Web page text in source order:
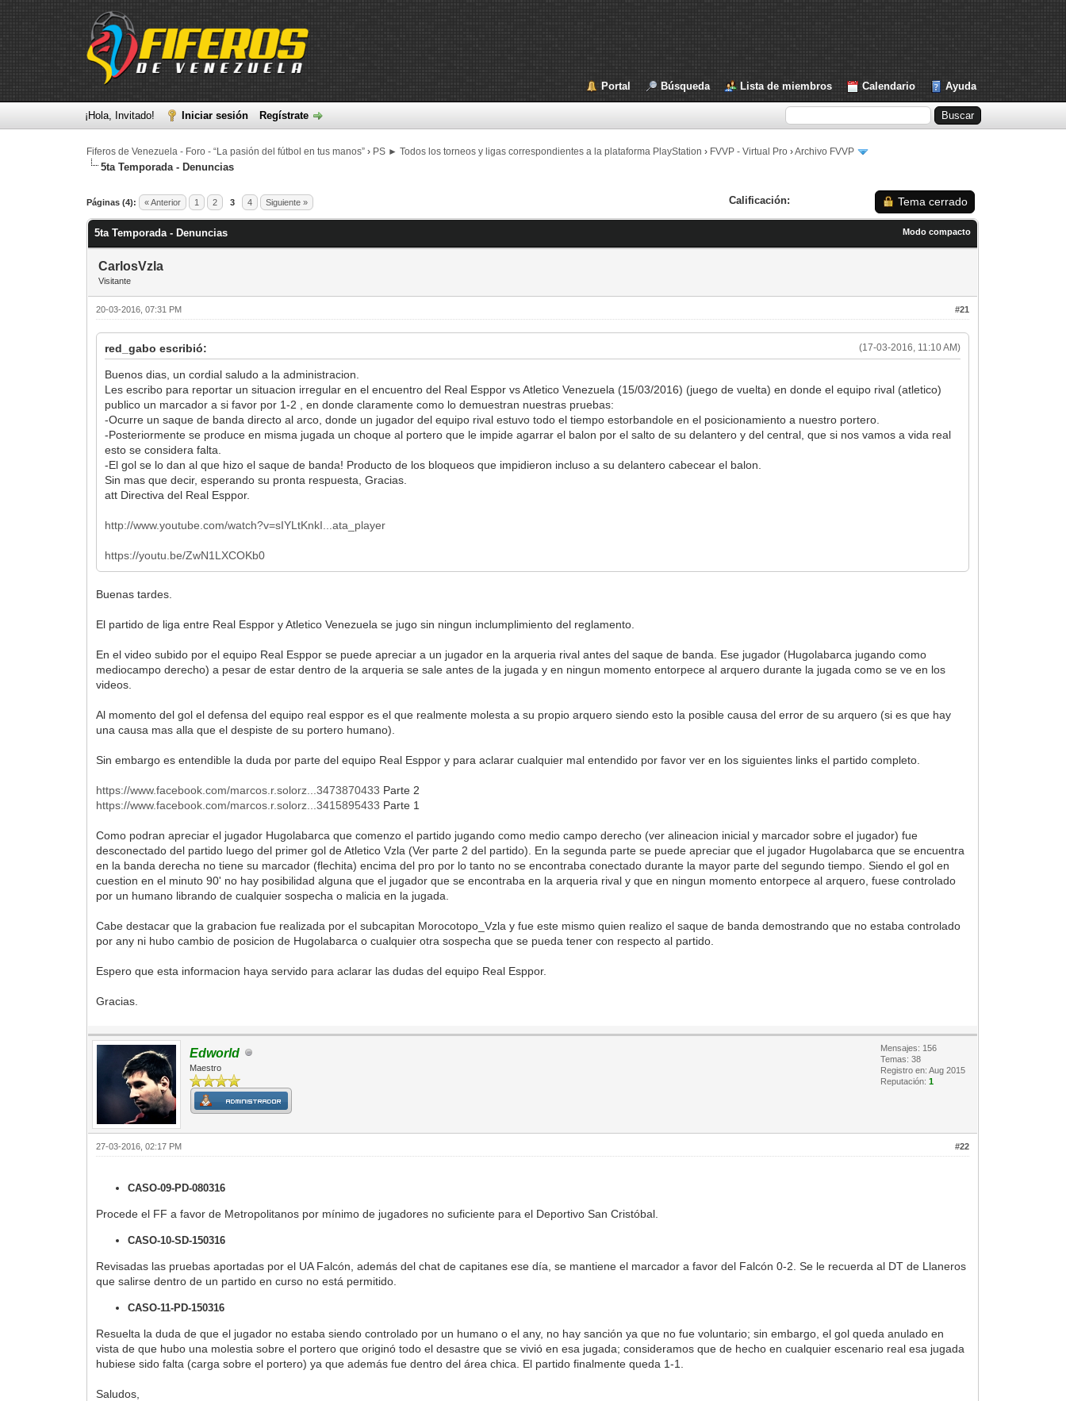
Portal Búsqueda Lista de miembros Calendario Ayuda
¡Hola, Invitado! Iniciar sesión Regístrate
Fiferos de Venezuela - Foro - “La pasión del fútbol en tus manos” › PS ► Todos los torneos y ligas correspondientes a la plataforma PlayStation › FVVP - Virtual Pro ›Archivo FVVP
5ta Temporada - Denuncias
Páginas (4): « Anterior 1 2 3 4 Siguiente » Tema cerrado
Calificación:
0 voto(s) - 0 Media
Modo compacto
5ta Temporada - Denuncias
CarlosVzla
Visitante
#21
20-03-2016, 07:31 PM
(17-03-2016, 11:10 AM)
red_gabo escribió:
Buenos dias, un cordial saludo a la administracion.
Les escribo para reportar un situacion irregular en el encuentro del Real Esppor vs Atletico Venezuela (15/03/2016) (juego de vuelta) en donde el equipo rival (atletico)
publico un marcador a si favor por 1-2 , en donde claramente como lo demuestran nuestras pruebas:
-Ocurre un saque de banda directo al arco, donde un jugador del equipo rival estuvo todo el tiempo estorbandole en el posicionamiento a nuestro portero.
-Posteriormente se produce en misma jugada un choque al portero que le impide agarrar el balon por el salto de su delantero y del central, que si nos vamos a vida real
esto se considera falta.
-El gol se lo dan al que hizo el saque de banda! Producto de los bloqueos que impidieron incluso a su delantero cabecear el balon.
Sin mas que decir, esperando su pronta respuesta, Gracias.
att Directiva del Real Esppor.
http://www.youtube.com/watch?v=sIYLtKnkI...ata_player
https://youtu.be/ZwN1LXCOKb0
Buenas tardes.
El partido de liga entre Real Esppor y Atletico Venezuela se jugo sin ningun inclumplimiento del reglamento.
En el video subido por el equipo Real Esppor se puede apreciar a un jugador en la arqueria rival antes del saque de banda. Ese jugador (Hugolabarca jugando como
mediocampo derecho) a pesar de estar dentro de la arqueria se sale antes de la jugada y en ningun momento entorpece al arquero durante la jugada como se ve en los
videos.
Al momento del gol el defensa del equipo real esppor es el que realmente molesta a su propio arquero siendo esto la posible causa del error de su arquero (si es que hay
una causa mas alla que el despiste de su portero humano).
Sin embargo es entendible la duda por parte del equipo Real Esppor y para aclarar cualquier mal entendido por favor ver en los siguientes links el partido completo.
https://www.facebook.com/marcos.r.solorz...3473870433 Parte 2
https://www.facebook.com/marcos.r.solorz...3415895433 Parte 1
Como podran apreciar el jugador Hugolabarca que comenzo el partido jugando como medio campo derecho (ver alineacion inicial y marcador sobre el jugador) fue
desconectado del partido luego del primer gol de Atletico Vzla (Ver parte 2 del partido). En la segunda parte se puede apreciar que el jugador Hugolabarca que se encuentra
en la banda derecha no tiene su marcador (flechita) encima del pro por lo tanto no se encontraba conectado durante la mayor parte del segundo tiempo. Siendo el gol en
cuestion en el minuto 90' no hay posibilidad alguna que el jugador que se encontraba en la arqueria rival y que en ningun momento entorpece al arquero, fuese controlado
por un humano librando de cualquier sospecha o malicia en la jugada.
Cabe destacar que la grabacion fue realizada por el subcapitan Morocotopo_Vzla y fue este mismo quien realizo el saque de banda demostrando que no estaba controlado
por any ni hubo cambio de posicion de Hugolabarca o cualquier otra sospecha que se pueda tener con respecto al partido.
Espero que esta informacion haya servido para aclarar las dudas del equipo Real Esppor.
Gracias.
Edworld
Maestro
Mensajes: 156
Temas: 38
Registro en: Aug 2015
Reputación:1
#22
27-03-2016, 02:17 PM
CASO-09-PD-080316
Procede el FF a favor de Metropolitanos por mínimo de jugadores no suficiente para el Deportivo San Cristóbal.
CASO-10-SD-150316
Revisadas las pruebas aportadas por el UA Falcón, además del chat de capitanes ese día, se mantiene el marcador a favor del Falcón 0-2. Se le recuerda al DT de Llaneros
que salirse dentro de un partido en curso no está permitido.
CASO-11-PD-150316
Resuelta la duda de que el jugador no estaba siendo controlado por un humano o el any, no hay sanción ya que no fue voluntario; sin embargo, el gol queda anulado en
vista de que hubo una molestia sobre el portero que originó todo el desastre que se vivió en esa jugada; consideramos que de hecho en cualquier escenario real esa jugada
hubiese sido falta (carga sobre el portero) ya que además fue dentro del área chica. El partido finalmente queda 1-1.
Saludos,